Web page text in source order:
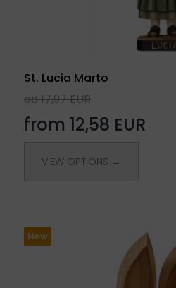
St. Lucia Marto
od 17,97 EUR
from 12,58 EUR
VIEW OPTIONS →
New